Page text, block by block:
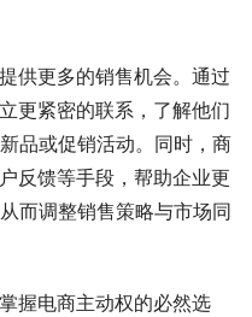
供更多的销售机会。通过
更紧密的联系，了解他们
品或促销活动。同时，商
反馈等手段，帮助企业更
而调整销售策略与市场同
握电商主动权的必然选